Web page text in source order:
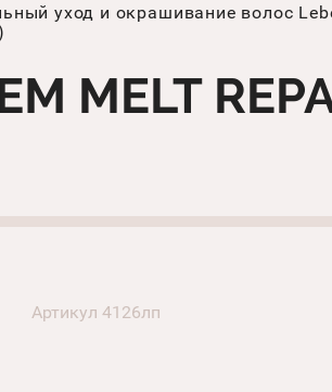
уход и окрашивание волос
MELT
Артикул 4126лп